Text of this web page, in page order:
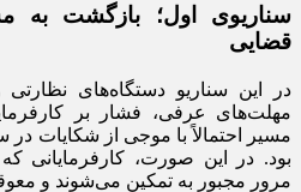
سناریوی اول؛ بازگشت به
قضایی
در این سناریو دستگاه‌های
مهلت‌های عرفی، فشار بر
مسیر احتمالاً با موجی از شکایات در
بود. در این صورت، کارفرمایانی
مرور مجبور به تمکین می‌شوند و